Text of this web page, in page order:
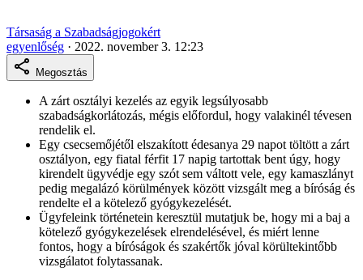
Társaság a Szabadságjogokért
egyenlőség · 2022. november 3. 12:23
Megosztás
A zárt osztályi kezelés az egyik legsúlyosabb
szabadságkorlátozás, mégis előfordul, hogy valakinél tévesen
rendelik el.
Egy csecsemőjétől elszakított édesanya 29 napot töltött a zárt
osztályon, egy fiatal férfit 17 napig tartottak bent úgy, hogy
kirendelt ügyvédje egy szót sem váltott vele, egy kamaszlányt
pedig megalázó körülmények között vizsgált meg a bíróság és
rendelte el a kötelező gyógykezelését.
Ügyfeleink történetein keresztül mutatjuk be, hogy mi a baj a
kötelező gyógykezelések elrendelésével, és miért lenne
fontos, hogy a bíróságok és szakértők jóval körültekintőbb
vizsgálatot folytassanak.